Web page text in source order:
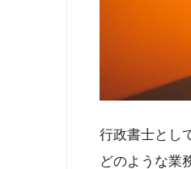
行政書士とし
どのような業